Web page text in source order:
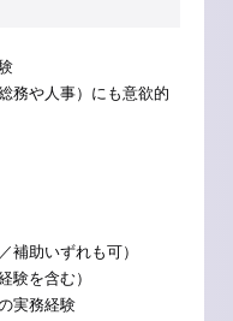
務や人事）にも意欲的
補助いずれも可）
験を含む）
実務経験